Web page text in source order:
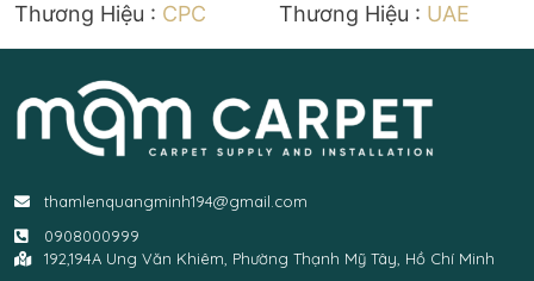
Thương Hiệu : CPC Thương Hiệu : UAE
thamlenquangminh194@gmail.com
0908000999
192,194A Ung Văn Khiêm, Phường Thạnh Mỹ Tây, Hồ Chí Minh